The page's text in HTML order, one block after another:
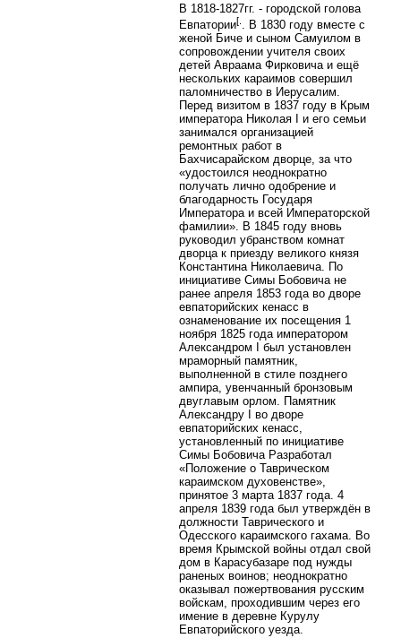
В 1818-1827гг. - городской голова
Евпатории[ . В 1830 году вместе с
женой Биче и сыном Самуилом в
сопровождении учителя своих
детей Авраама Фирковича и ещё
нескольких караимов совершил
паломничество в Иерусалим.
Перед визитом в 1837 году в Крым
императора Николая I и его семьи
занимался организацией
ремонтных работ в
Бахчисарайском дворце, за что
«удостоился неоднократно
получать лично одобрение и
благодарность Государя
Императора и всей Императорской
фамилии». В 1845 году вновь
руководил убранством комнат
дворца к приезду великого князя
Константина Николаевича. По
инициативе Симы Бобовича не
ранее апреля 1853 года во дворе
евпаторийских кенасс в
ознаменование их посещения 1
ноября 1825 года императором
Александром I был установлен
мраморный памятник,
выполненной в стиле позднего
ампира, увенчанный бронзовым
двуглавым орлом. Памятник
Александру I во дворе
евпаторийских кенасс,
установленный по инициативе
Симы Бобовича Разработал
«Положение о Таврическом
караимском духовенстве»,
принятое 3 марта 1837 года. 4
апреля 1839 года был утверждён в
должности Таврического и
Одесского караимского гахама. Во
время Крымской войны отдал свой
дом в Карасубазаре под нужды
раненых воинов; неоднократно
оказывал пожертвования русским
войскам, проходившим через его
имение в деревне Курулу
Евпаторийского уезда.